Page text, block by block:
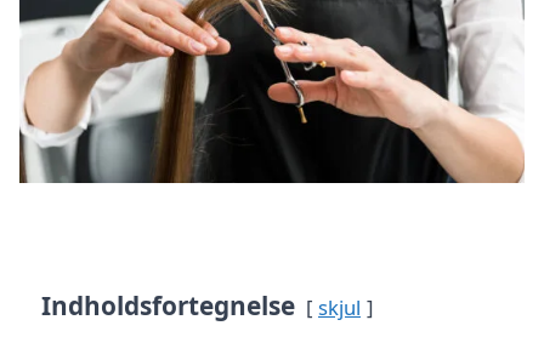
Indholdsfortegnelse skjul